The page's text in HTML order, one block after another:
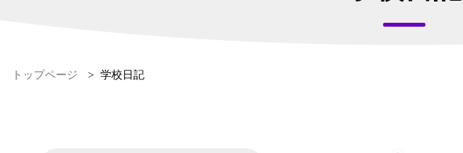
トップページ > 学校日記